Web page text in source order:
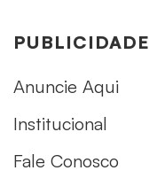
PUBLICIDADE
Anuncie Aqui
Institucional
Fale Conosco